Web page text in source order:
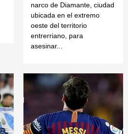
narco de Diamante, ciudad
ubicada en el extremo
oeste del territorio
entrerriano, para
asesinar...